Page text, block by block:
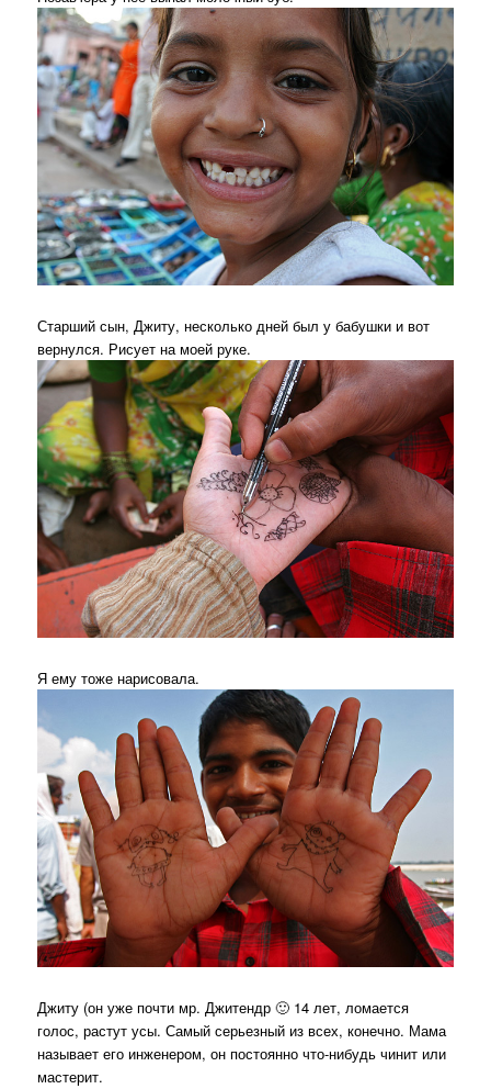
Старший сын, Джиту, несколько дней был у бабушки и вот
вернулся. Рисует на моей руке.
Я ему тоже нарисовала.
Джиту (он уже почти мр. Джитендр 🙂 14 лет, ломается
голос, растут усы. Самый серьезный из всех, конечно. Мама
называет его инженером, он постоянно что-нибудь чинит или
мастерит.